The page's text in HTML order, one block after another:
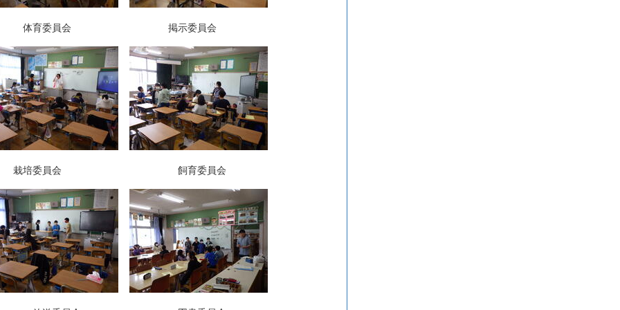
委員会 掲示委員会
委員会 飼育委員会